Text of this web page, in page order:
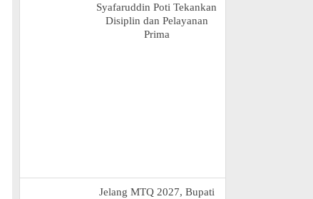
Syafaruddin Poti Tekankan
Disiplin dan Pelayanan
Prima
Jelang MTQ 2027, Bupati